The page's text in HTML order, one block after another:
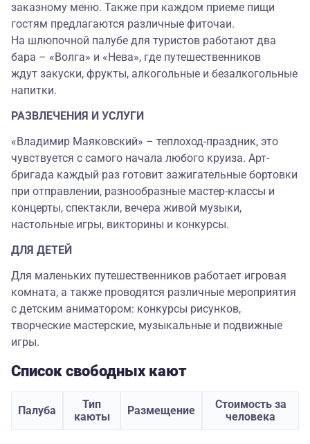
заказному меню. Также при каждом приеме пищи
гостям предлагаются различные фиточаи.
На шлюпочной палубе для туристов работают два
бара – «Волга» и «Нева», где путешественников
ждут закуски, фрукты, алкогольные и безалкогольные
напитки.
РАЗВЛЕЧЕНИЯ И УСЛУГИ
«Владимир Маяковский» – теплоход-праздник, это
чувствуется с самого начала любого круиза. Арт-
бригада каждый раз готовит зажигательные бортовки
при отправлении, разнообразные мастер-классы и
концерты, спектакли, вечера живой музыки,
настольные игры, викторины и конкурсы.
ДЛЯ ДЕТЕЙ
Для маленьких путешественников работает игровая
комната, а также проводятся различные мероприятия
с детским аниматором: конкурсы рисунков,
творческие мастерские, музыкальные и подвижные
игры.
Список свободных кают
Палуба
Тип
каюты
Размещение
Стоимость за
человека